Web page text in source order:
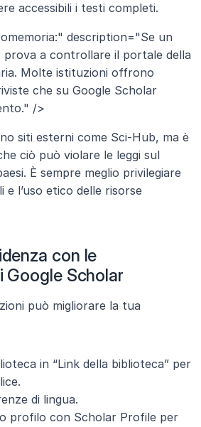
accessibili i testi completi.
description="Se un
a controllare il portale della
Molte istituzioni offrono
che su Google Scholar
/>
siti esterni come Sci-Hub, ma è
ciò può violare le leggi sul
È sempre meglio privilegiare
e l’uso etico delle risorse
con le
Google Scholar
può migliorare la tua
in “Link della biblioteca” per
di lingua.
profilo con Scholar Profile per